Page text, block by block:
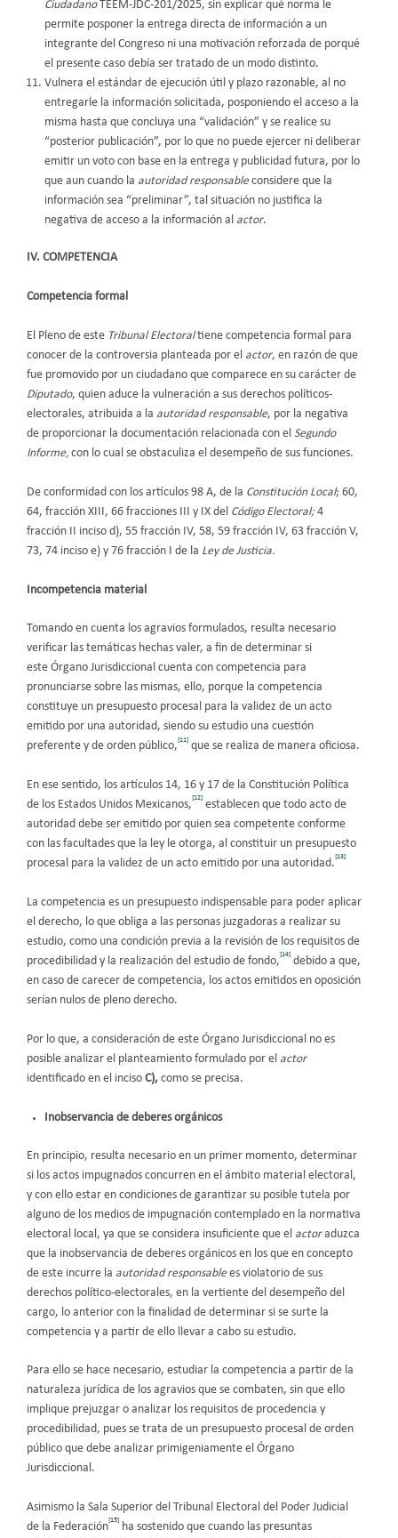
CiudadanoTEEM-JDC-201/2025, sin explicar qué norma le
permite posponer la entrega directa de información a un
integrante del Congreso ni una motivación reforzada de porqué
el presente caso debía ser tratado de un modo distinto.
Vulnera el estándar de ejecución útil y plazo razonable, al no
entregarle la información solicitada, posponiendo el acceso a la
misma hasta que concluya una “validación” y se realice su
“posterior publicación”, por lo que no puede ejercer ni deliberar
emitir un voto con base en la entrega y publicidad futura, por lo
que aun cuando la autoridad responsableconsidere que la
información sea “preliminar”, tal situación no justifica la
negativa de acceso a la información al actor.
IV. COMPETENCIA
Competencia formal
El Pleno de este Tribunal Electoraltiene competencia formal para
conocer de la controversia planteada por el actor, en razón de que
fue promovido por un ciudadano que comparece en su carácter de
Diputado, quien aduce la vulneración a sus derechos políticos-
electorales, atribuida a la autoridad responsable, por la negativa
de proporcionar la documentación relacionada con el Segundo
Informe, con lo cual se obstaculiza el desempeño de sus funciones.
De conformidad con los artículos 98 A, de la Constitución Local; 60,
64, fracción XIII, 66 fracciones III y IX del Código Electoral; 4
fracción II inciso d), 55 fracción IV, 58, 59 fracción IV, 63 fracción V,
73, 74 inciso e) y 76 fracción I de la Ley de Justicia.
Incompetencia material
Tomando en cuenta los agravios formulados, resulta necesario
verificar las temáticas hechas valer, a fin de determinar si
este Órgano Jurisdiccional cuenta con competencia para
pronunciarse sobre las mismas, ello, porque la competencia
constituye un presupuesto procesal para la validez de un acto
emitido por una autoridad, siendo su estudio una cuestión
preferente y de orden público,
[11]
que se realiza de manera oficiosa.
En ese sentido, los artículos 14, 16 y 17 de la Constitución Política
de los Estados Unidos Mexicanos,
[12]
establecen que todo acto de
autoridad debe ser emitido por quien sea competente conforme
con las facultades que la ley le otorga, al constituir un presupuesto
procesal para la validez de un acto emitido por una autoridad.
[13]
La competencia es un presupuesto indispensable para poder aplicar
el derecho, lo que obliga a las personas juzgadoras a realizar su
estudio, como una condición previa a la revisión de los requisitos de
procedibilidad y la realización del estudio de fondo,
[14]
debido a que,
en caso de carecer de competencia, los actos emitidos en oposición
serían nulos de pleno derecho.
Por lo que, a consideración de este Órgano Jurisdiccional no es
posible analizar el planteamiento formulado por el actor
identificado en el inciso C), como se precisa.
Inobservancia de deberes orgánicos
En principio, resulta necesario en un primer momento, determinar
si los actos impugnados concurren en el ámbito material electoral,
y con ello estar en condiciones de garantizar su posible tutela por
alguno de los medios de impugnación contemplado en la normativa
electoral local, ya que se considera insuficiente que el actoraduzca
que la inobservancia de deberes orgánicos en los que en concepto
de este incurre la autoridad responsablees violatorio de sus
derechos político-electorales, en la vertiente del desempeño del
cargo, lo anterior con la finalidad de determinar si se surte la
competencia y a partir de ello llevar a cabo su estudio.
Para ello se hace necesario, estudiar la competencia a partir de la
naturaleza jurídica de los agravios que se combaten, sin que ello
implique prejuzgar o analizar los requisitos de procedencia y
procedibilidad, pues se trata de un presupuesto procesal de orden
público que debe analizar primigeniamente el Órgano
Jurisdiccional.
Asimismo la Sala Superior del Tribunal Electoral del Poder Judicial
de la Federación
[15]
ha sostenido que cuando las presuntas